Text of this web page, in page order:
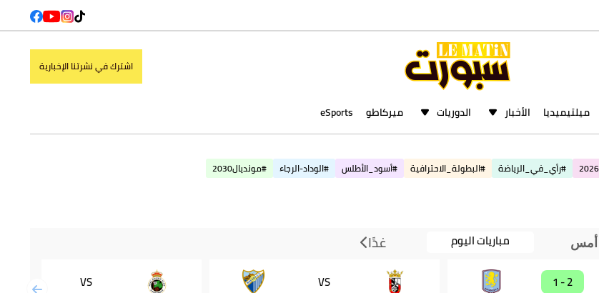
اشترك في نشرتنا الإخبارية
ميلتيميديا الأخبار الدوريات ميركاطو eSports
#رأي_في_الرياضة #البطولة_الاحترافية #أسود_الأطلس #الوداد-الرجاء #مونديال2030
أمس مباريات اليوم غدًا
2 - 1
VS
VS